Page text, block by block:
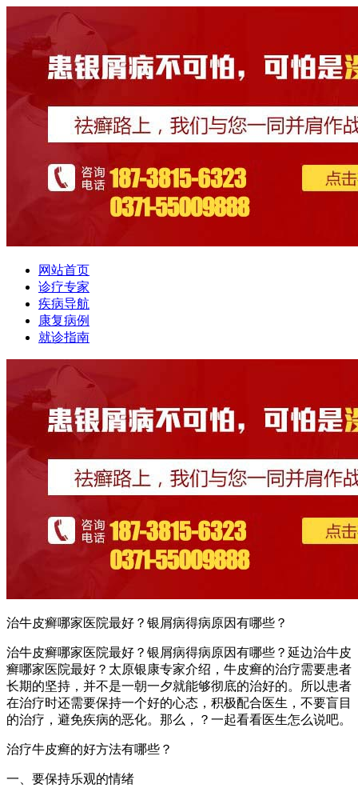
网站首页
诊疗专家
疾病导航
康复病例
就诊指南
治牛皮癣哪家医院最好？银屑病得病原因有哪些？
治牛皮癣哪家医院最好？银屑病得病原因有哪些？延边治牛皮
癣哪家医院最好？太原银康专家介绍，牛皮癣的治疗需要患者
长期的坚持，并不是一朝一夕就能够彻底的治好的。所以患者
在治疗时还需要保持一个好的心态，积极配合医生，不要盲目
的治疗，避免疾病的恶化。那么，？一起看看医生怎么说吧。
治疗牛皮癣的好方法有哪些？
一、要保持乐观的情绪